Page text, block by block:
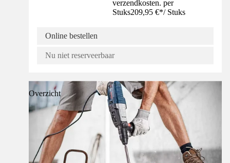
verzendkosten. per
Stuks209,95 €*/ Stuks
Online bestellen
Nu niet reserveerbaar
Overzicht